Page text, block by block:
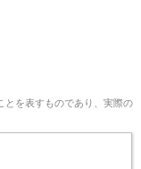
を表すものであり、実際の